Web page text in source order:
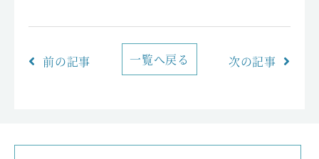
前の記事 一覧へ戻る 次の記事